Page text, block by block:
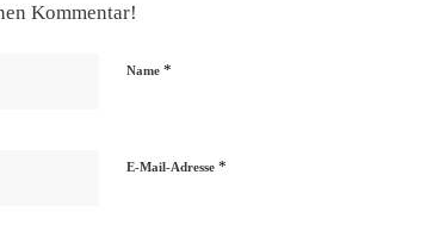
Kommentar!
Name*
E-Mail-Adresse*